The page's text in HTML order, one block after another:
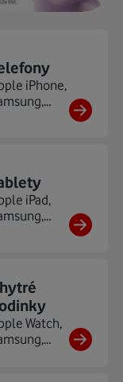
iPhone,
iPad,
Watch,